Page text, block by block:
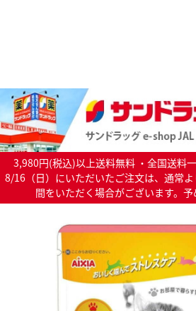
3,980円(税込)以上送料無料 ・全国送料
8/16（日）にいただいたご注文は、通常
間をいただく場合がございます。予